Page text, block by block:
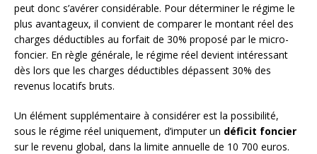
peut donc s’avérer considérable. Pour déterminer le régime le
plus avantageux, il convient de comparer le montant réel des
charges déductibles au forfait de 30% proposé par le micro-
foncier. En règle générale, le régime réel devient intéressant
dès lors que les charges déductibles dépassent 30% des
revenus locatifs bruts.
Un élément supplémentaire à considérer est la possibilité,
sous le régime réel uniquement, d’imputer un déficit foncier
sur le revenu global, dans la limite annuelle de 10 700 euros.